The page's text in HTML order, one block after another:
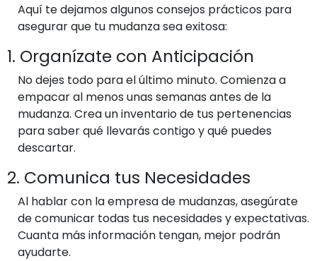
Aquí te dejamos algunos consejos prácticos para
asegurar que tu mudanza sea exitosa:
1. Organízate con Anticipación
No dejes todo para el último minuto. Comienza a
empacar al menos unas semanas antes de la
mudanza. Crea un inventario de tus pertenencias
para saber qué llevarás contigo y qué puedes
descartar.
2. Comunica tus Necesidades
Al hablar con la empresa de mudanzas, asegúrate
de comunicar todas tus necesidades y expectativas.
Cuanta más información tengan, mejor podrán
ayudarte.